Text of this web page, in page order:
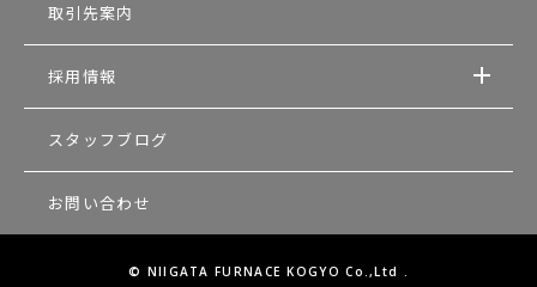
取引先案内
採用情報
スタッフブログ
お問い合わせ
© NIIGATA FURNACE KOGYO Co.,Ltd .